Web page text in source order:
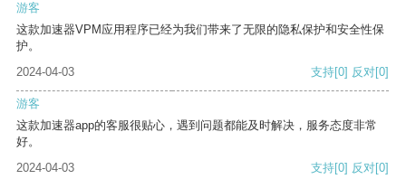
游客
这款加速器VPM应用程序已经为我们带来了无限的隐私保护和安全性保
护。
2024-04-03
支持[0] 反对[0]
游客
这款加速器app的客服很贴心，遇到问题都能及时解决，服务态度非常
好。
2024-04-03
支持[0] 反对[0]